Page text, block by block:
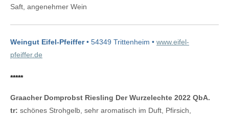
Saft, angenehmer Wein
Weingut Eifel-Pfeiffer• 54349 Trittenheim • www.eifel-
pfeiffer.de
*****
Graacher Domprobst Riesling Der Wurzelechte 2022 QbA.
tr: schönes Strohgelb, sehr aromatisch im Duft, Pfirsich,